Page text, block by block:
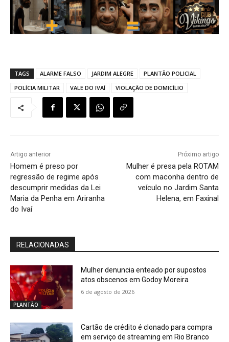
TAGS ALARME FALSO JARDIM ALEGRE
PLANTÃO POLICIAL
POLÍCIA MILITAR
VALE DO IVAÍ VIOLAÇÃO DE DOMICÍLIO
Artigo anterior
Homem é preso por
regressão de regime após
descumprir medidas da Lei
Maria da Penha em Ariranha
do Ivaí
Próximo artigo
Mulher é presa pela ROTAM
com maconha dentro de
veículo no Jardim Santa
Helena, em Faxinal
RELACIONADAS
PLANTÃO
Mulher denuncia enteado por supostos
atos obscenos em Godoy Moreira
6 de agosto de 2026
Cartão de crédito é clonado para compra
em serviço de streaming em Rio Branco